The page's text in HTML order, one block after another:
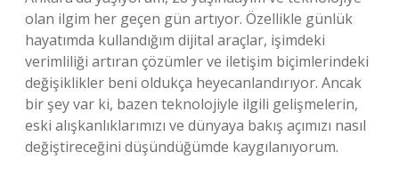
olan ilgim her geçen gün artıyor. Özellikle günlük
hayatımda kullandığım dijital araçlar, işimdeki
verimliliği artıran çözümler ve iletişim biçimlerindeki
değişiklikler beni oldukça heyecanlandırıyor. Ancak
bir şey var ki, bazen teknolojiyle ilgili gelişmelerin,
eski alışkanlıklarımızı ve dünyaya bakış açımızı nasıl
değiştireceğini düşündüğümde kaygılanıyorum.